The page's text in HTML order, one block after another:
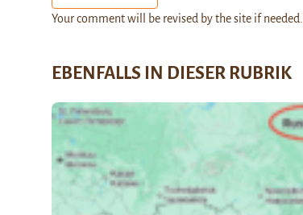
Your comment will be revised by the site if needed.
EBENFALLS IN DIESER RUBRIK